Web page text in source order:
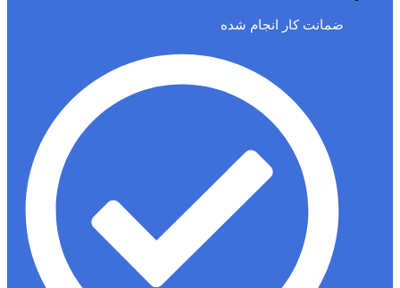
ضمانت کار انجام شده